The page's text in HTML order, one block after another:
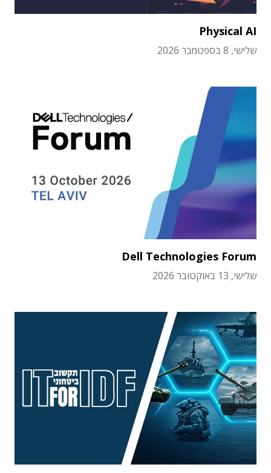
Physical AI
שלישי, 8 בספטמבר 2026
Dell Technologies Forum
שלישי, 13 באוקטובר 2026